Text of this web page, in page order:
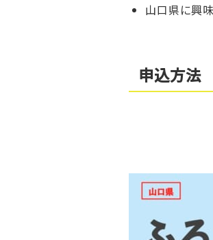
山口県に興
申込方法